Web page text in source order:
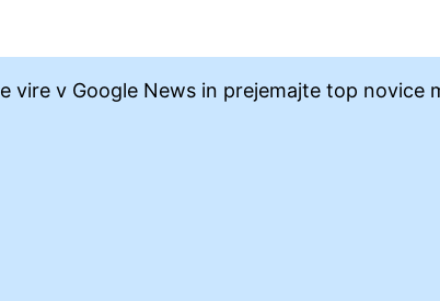
vire v Google News in prejemajte top novice